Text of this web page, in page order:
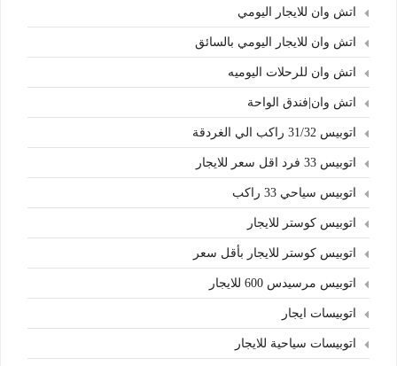
اتش وان للايجار اليومي
اتش وان للايجار اليومي بالسائق
اتش وان للرحلات اليوميه
اتش وان|فندق الواحة
اتوبيس 31/32 راكب الي الغردقة
اتوبيس 33 فرد اقل سعر للايجار
اتوبيس سياحي 33 راكب
اتوبيس كوستر للايجار
اتوبيس كوستر للايجار بأقل سعر
اتوبيس مرسيدس 600 للايجار
اتوبيسات ايجار
اتوبيسات سياحية للايجار